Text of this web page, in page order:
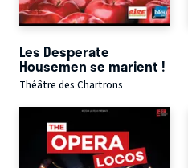
Les Desperate
Housemen se marient !
Théâtre des Chartrons